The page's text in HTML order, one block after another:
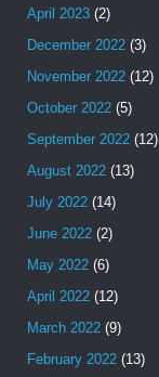
April 2023 (2)
December 2022 (3)
November 2022 (12)
October 2022 (5)
September 2022 (12)
August 2022 (13)
July 2022 (14)
June 2022 (2)
May 2022 (6)
April 2022 (12)
March 2022 (9)
February 2022 (13)